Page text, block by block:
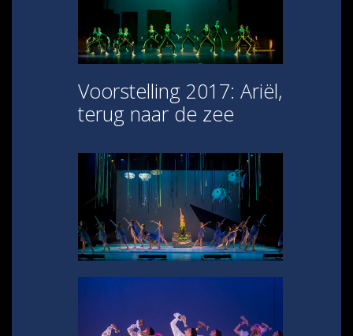
Voorstelling 2017: Ariël,
terug naar de zee